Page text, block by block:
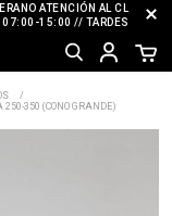
250-350 (CONO GRANDE)
ATENCIÓN AL CLIENTE
07:00-15:00 // TARDES: